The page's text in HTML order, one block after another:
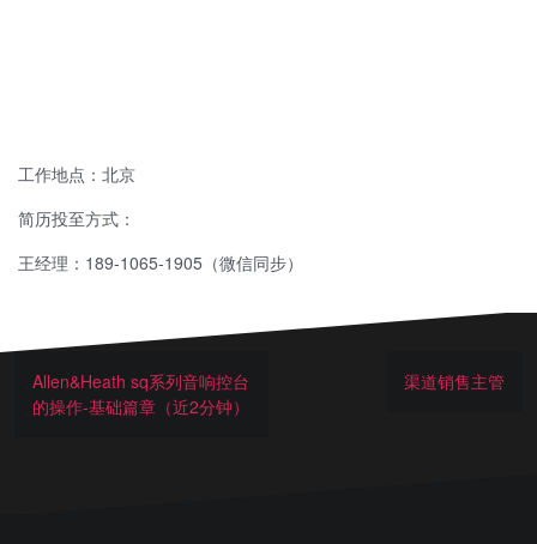
工作地点：北京
简历投至方式：
王经理：189-1065-1905（微信同步）
Allen&Heath sq系列音响控台
的操作-基础篇章（近2分钟）
渠道销售主管